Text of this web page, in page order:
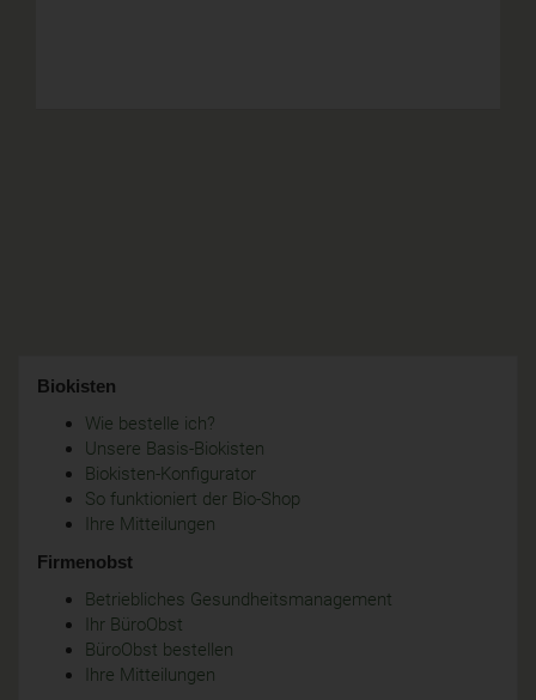
Biokisten
Wie bestelle ich?
Unsere Basis-Biokisten
Biokisten-Konfigurator
So funktioniert der Bio-Shop
Ihre Mitteilungen
Firmenobst
Betriebliches Gesundheitsmanagement
Ihr BüroObst
BüroObst bestellen
Ihre Mitteilungen